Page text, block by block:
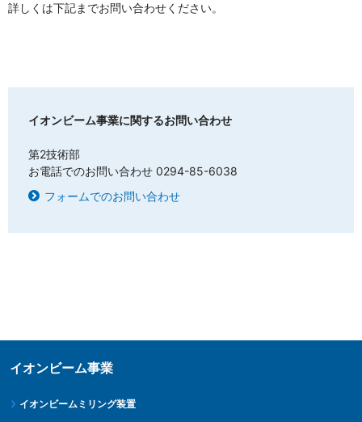
イオンビーム事業
イオンビームミリング装置
詳しくは下記までお問い合わせください。
イオンビーム事業に関するお問い合わせ
第2技術部
お電話でのお問い合わせ 0294-85-6038
フォームでのお問い合わせ